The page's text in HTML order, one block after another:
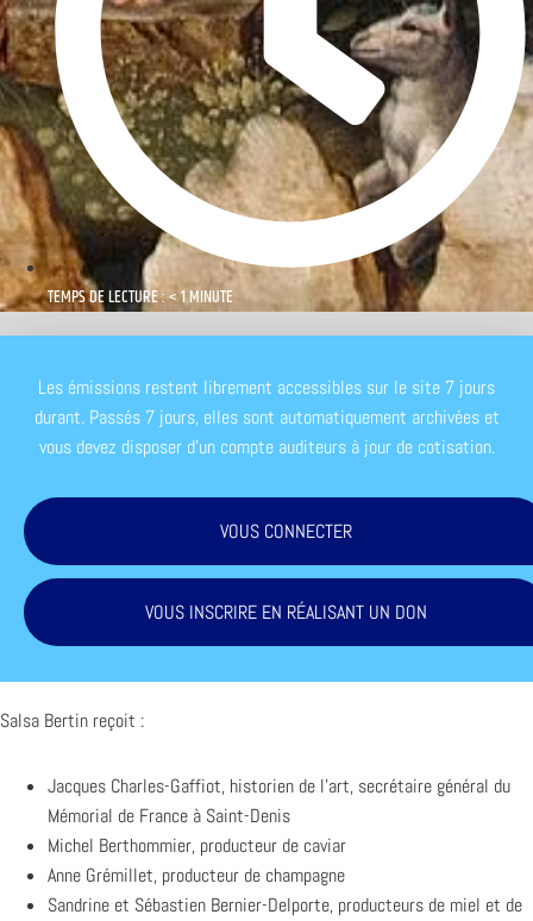
TEMPS DE LECTURE : < 1 MINUTE
Les émissions restent librement accessibles sur le site 7 jours
durant. Passés 7 jours, elles sont automatiquement archivées et
vous devez disposer d'un compte auditeurs à jour de cotisation.
VOUS CONNECTER
VOUS INSCRIRE EN RÉALISANT UN DON
Salsa Bertin reçoit :
Jacques Charles-Gaffiot, historien de l’art, secrétaire général du
Mémorial de France à Saint-Denis
Michel Berthommier, producteur de caviar
Anne Grémillet, producteur de champagne
Sandrine et Sébastien Bernier-Delporte, producteurs de miel et de